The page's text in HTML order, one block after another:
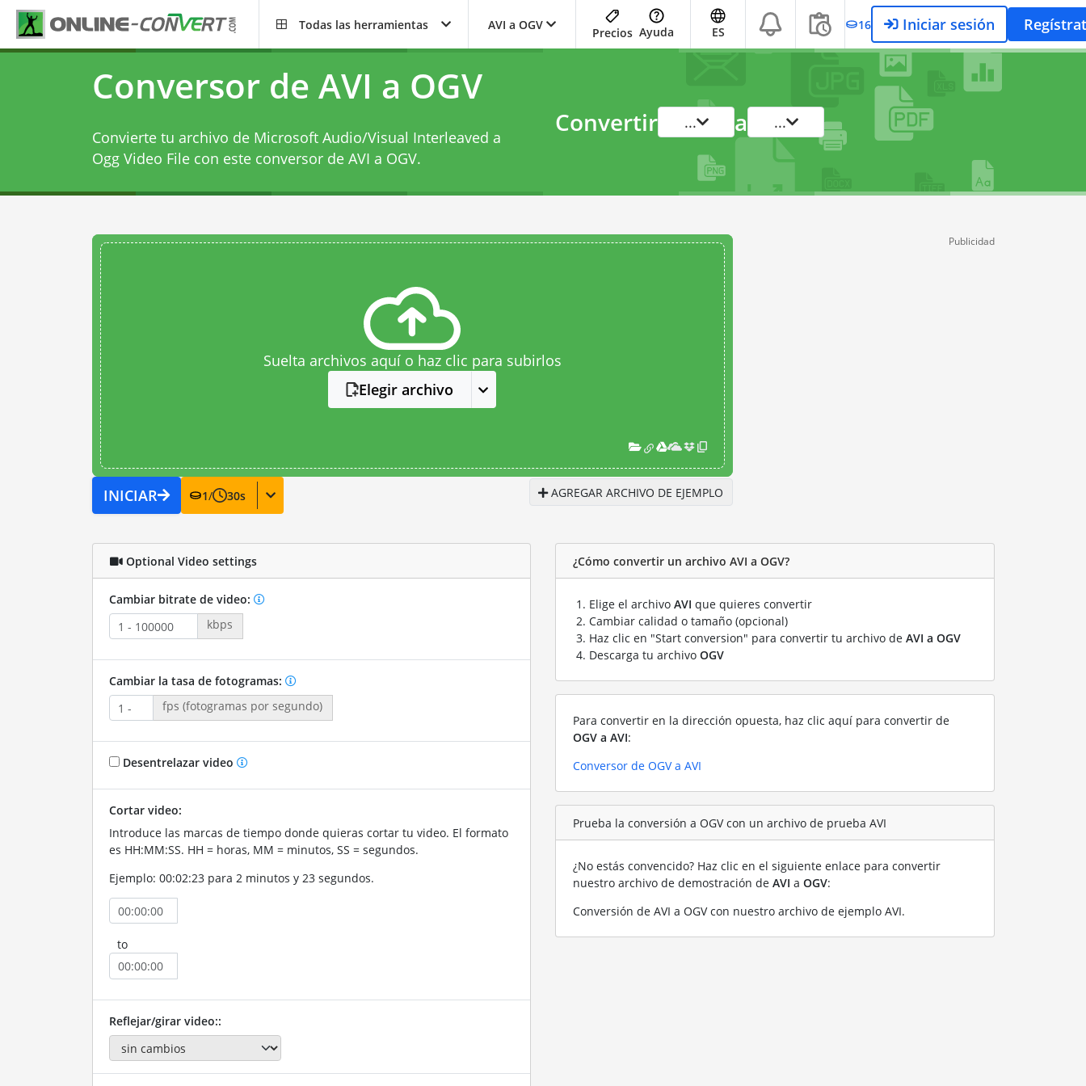
Todas las herramientas AVI a OGV
Precios Ayuda ES 16 Iniciar sesión
Conversor de AVI a OGV
Convierte tu archivo de Microsoft Audio/Visual Interleaved a
Ogg Video File con este conversor de AVI a OGV.
Convertir ... a ...
Suelta archivos aquí o haz clic para subirlos
Elegir archivo
INICIAR 1/ 30s AGREGAR ARCHIVO DE EJEMPLO
Publicidad
Optional Video settings
Cambiar bitrate de video:
kbps
Cambiar la tasa de fotogramas:
fps (fotogramas por segundo)
Desentrelazar video
Cortar video:
Introduce las marcas de tiempo donde quieras cortar tu video. El formato
es HH:MM:SS. HH = horas, MM = minutos, SS = segundos.
Ejemplo: 00:02:23 para 2 minutos y 23 segundos.
to
Reflejar/girar video::
¿Cómo convertir un archivo AVI a OGV?
Elige el archivo AVI que quieres convertir
Cambiar calidad o tamaño (opcional)
Haz clic en "Start conversion" para convertir tu archivo de AVI a OGV
Descarga tu archivo OGV
Para convertir en la dirección opuesta, haz clic aquí para convertir de
OGV a AVI:
Conversor de OGV a AVI
Prueba la conversión a OGV con un archivo de prueba AVI
¿No estás convencido? Haz clic en el siguiente enlace para convertir
nuestro archivo de demostración de AVI a OGV:
Conversión de AVI a OGV con nuestro archivo de ejemplo AVI.